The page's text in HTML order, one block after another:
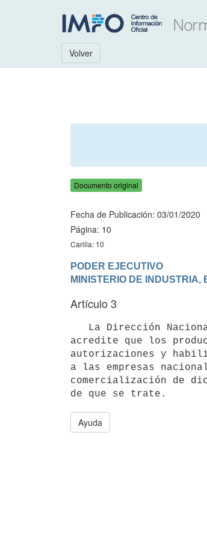
Volver
Documento original
Fecha de Publicación: 03/01/2020
Página: 10
Carilla: 10
PODER EJECUTIVO
Artículo 3
acredite que los
autorizaciones y
a las empresas
comercialización de
Ayuda